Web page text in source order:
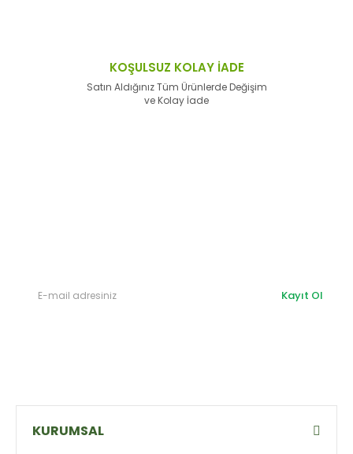
KOŞULSUZ KOLAY İADE
Satın Aldığınız Tüm Ürünlerde Değişim
ve Kolay İade
Kayıt Ol
KURUMSAL